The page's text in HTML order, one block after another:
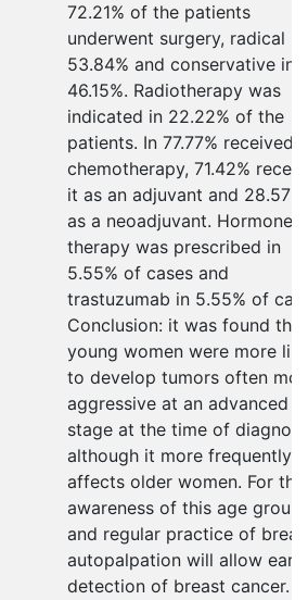
72.21% of the patients
underwent surgery, radical in
53.84% and conservative in
46.15%. Radiotherapy was
indicated in 22.22% of the
patients. In 77.77% received
chemotherapy, 71.42%
it as an adjuvant and 28.57%
as a neoadjuvant. Hormone
therapy was prescribed in
5.55% of cases and
trastuzumab in 5.55% of
Conclusion: it was found that
young women were more
to develop tumors often
aggressive at an advanced
stage at the time of
although it more frequently
affects older women. For
awareness of this age group
and regular practice of
autopalpation will allow
detection of breast cancer.